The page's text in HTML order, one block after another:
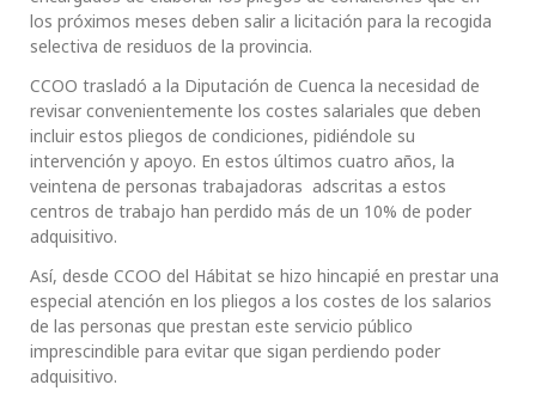
los próximos meses deben salir a licitación para la recogida
selectiva de residuos de la provincia.
CCOO trasladó a la Diputación de Cuenca la necesidad de
revisar convenientemente los costes salariales que deben
incluir estos pliegos de condiciones, pidiéndole su
intervención y apoyo. En estos últimos cuatro años, la
veintena de personas trabajadoras adscritas a estos
centros de trabajo han perdido más de un 10% de poder
adquisitivo.
Así, desde CCOO del Hábitat se hizo hincapié en prestar una
especial atención en los pliegos a los costes de los salarios
de las personas que prestan este servicio público
imprescindible para evitar que sigan perdiendo poder
adquisitivo.